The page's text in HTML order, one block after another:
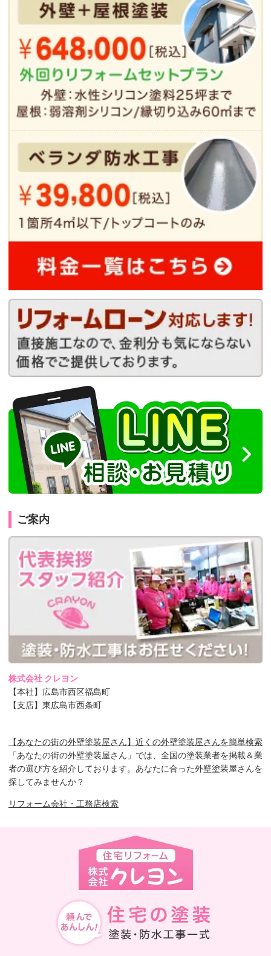
ご案内
株式会社 クレヨン
【本社】広島市西区福島町
【支店】東広島市西条町
【あなたの街の外壁塗装屋さん】近くの外壁塗装屋さんを簡単検索
「あなたの街の外壁塗装屋さん」では、全国の塗装業者を掲載＆業
者の選び方を紹介しております。あなたに合った外壁塗装屋さんを
探してみませんか？
リフォーム会社・工務店検索